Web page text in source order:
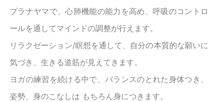
プラナヤマで、心肺機能の能力を高め、呼吸のコントロ
ールを通してマインドの調整が行えます。
リラクゼーション/瞑想を通して、自分の本質的な願いに
気づき、生きる道筋が見えてきます。
ヨガの練習を続ける中で、バランスのとれた身体つき、
姿勢、身のこなしは もちろん身につきます。